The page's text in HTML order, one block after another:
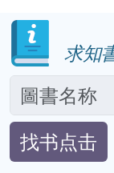
求知
找书点击